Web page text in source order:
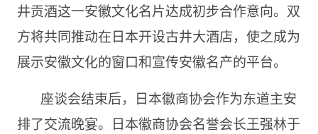
井贡酒这一安徽文化名片达成初步合作意向。双
方将共同推动在日本开设古井大酒店，使之成为
展示安徽文化的窗口和宣传安徽名产的平台。
座谈会结束后，日本徽商协会作为东道主安
排了交流晚宴。日本徽商协会名誉会长王强林于